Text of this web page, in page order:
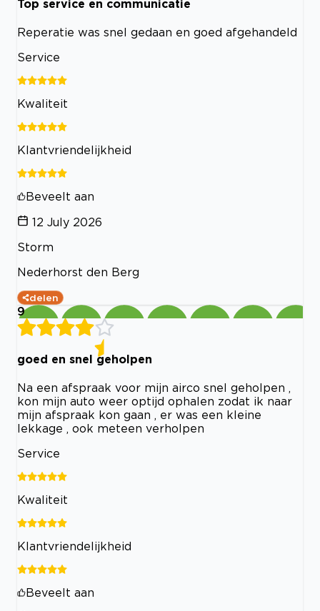
Top service en communicatie
Reperatie was snel gedaan en goed afgehandeld
Service
Kwaliteit
Klantvriendelijkheid
Beveelt aan
12 July 2026
Storm
Nederhorst den Berg
delen
9
goed en snel geholpen
Na een afspraak voor mijn airco snel geholpen ,
kon mijn auto weer optijd ophalen zodat ik naar
mijn afspraak kon gaan , er was een kleine
lekkage , ook meteen verholpen
Service
Kwaliteit
Klantvriendelijkheid
Beveelt aan